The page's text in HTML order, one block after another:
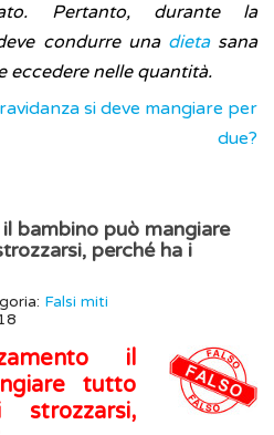
Pertanto, durante la
condurre una dietasana
eccedere nelle quantità.
si deve mangiare per
due?
bambino può mangiare
perché ha i
Falsi miti
il
tutto